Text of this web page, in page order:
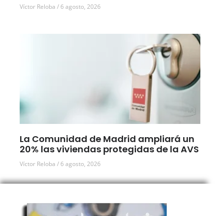
Víctor Reloba 6 agosto, 2026
La Comunidad de Madrid ampliará un
20% las viviendas protegidas de la AVS
Víctor Reloba 6 agosto, 2026